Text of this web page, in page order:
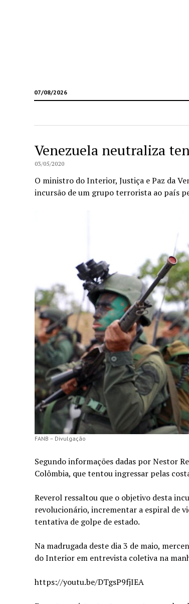
07/08/2026
Venezuela neutraliza
03/05/2020
O ministro do Interior, Justiça e Paz da
incursão de um grupo terrorista ao país
FANB – Divulgação
Segundo informações dadas por Nestor
Colômbia, que tentou ingressar pelas
Reverol ressaltou que o objetivo desta
revolucionário, incrementar a espiral de
tentativa de golpe de estado.
Na madrugada deste dia 3 de maio,
do Interior em entrevista coletiva na
https://youtu.be/DTgsP9fjIEA